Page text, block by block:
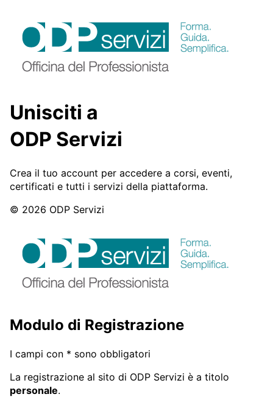
Unisciti a
ODP Servizi
Crea il tuo account per accedere a corsi, eventi,
certificati e tutti i servizi della piattaforma.
© 2026 ODP Servizi
Modulo di Registrazione
I campi con * sono obbligatori
La registrazione al sito di ODP Servizi è a titolo
personale.